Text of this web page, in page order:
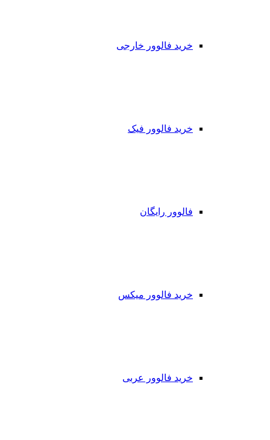
خرید فالوور خارجی
خرید فالوور فیک
فالوور رایگان
خرید فالوور میکس
خرید فالوور عربی